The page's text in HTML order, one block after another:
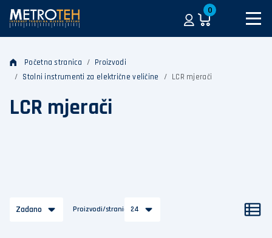
0
Početna stranica
Proizvodi
Stolni instrumenti za električne veličine
LCR mjerači
LCR mjerači
Zadano Proizvodi/stranica24